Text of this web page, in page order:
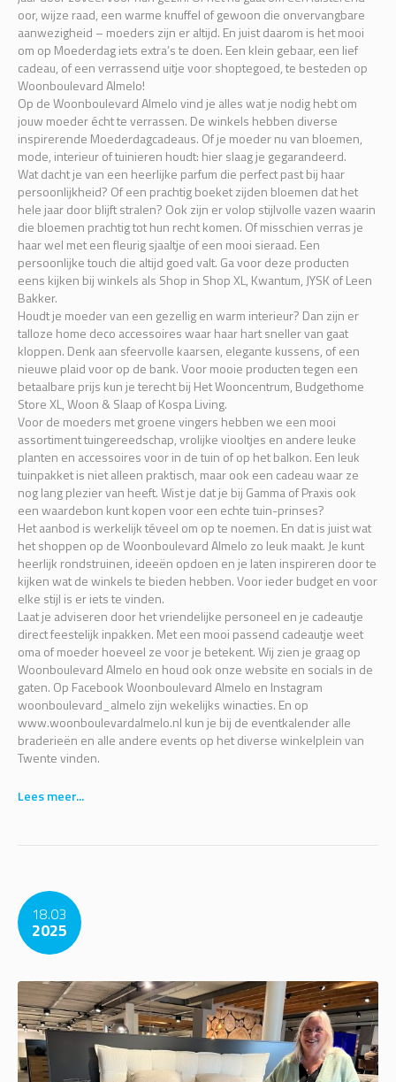
oor, wijze raad, een warme knuffel of gewoon die onvervangbare
aanwezigheid – moeders zijn er altijd. En juist daarom is het mooi
om op Moederdag iets extra’s te doen. Een klein gebaar, een lief
cadeau, of een verrassend uitje voor shoptegoed, te besteden op
Woonboulevard Almelo!
Op de Woonboulevard Almelo vind je alles wat je nodig hebt om
jouw moeder écht te verrassen. De winkels hebben diverse
inspirerende Moederdagcadeaus. Of je moeder nu van bloemen,
mode, interieur of tuinieren houdt: hier slaag je gegarandeerd.
Wat dacht je van een heerlijke parfum die perfect past bij haar
persoonlijkheid? Of een prachtig boeket zijden bloemen dat het
hele jaar door blijft stralen? Ook zijn er volop stijlvolle vazen waarin
die bloemen prachtig tot hun recht komen. Of misschien verras je
haar wel met een fleurig sjaaltje of een mooi sieraad. Een
persoonlijke touch die altijd goed valt. Ga voor deze producten
eens kijken bij winkels als Shop in Shop XL, Kwantum, JYSK of Leen
Bakker.
Houdt je moeder van een gezellig en warm interieur? Dan zijn er
talloze home deco accessoires waar haar hart sneller van gaat
kloppen. Denk aan sfeervolle kaarsen, elegante kussens, of een
nieuwe plaid voor op de bank. Voor mooie producten tegen een
betaalbare prijs kun je terecht bij Het Wooncentrum, Budgethome
Store XL, Woon & Slaap of Kospa Living.
Voor de moeders met groene vingers hebben we een mooi
assortiment tuingereedschap, vrolijke viooltjes en andere leuke
planten en accessoires voor in de tuin of op het balkon. Een leuk
tuinpakket is niet alleen praktisch, maar ook een cadeau waar ze
nog lang plezier van heeft. Wist je dat je bij Gamma of Praxis ook
een waardebon kunt kopen voor een echte tuin-prinses?
Het aanbod is werkelijk téveel om op te noemen. En dat is juist wat
het shoppen op de Woonboulevard Almelo zo leuk maakt. Je kunt
heerlijk rondstruinen, ideeën opdoen en je laten inspireren door te
kijken wat de winkels te bieden hebben. Voor ieder budget en voor
elke stijl is er iets te vinden.
Laat je adviseren door het vriendelijke personeel en je cadeautje
direct feestelijk inpakken. Met een mooi passend cadeautje weet
oma of moeder hoeveel ze voor je betekent. Wij zien je graag op
Woonboulevard Almelo en houd ook onze website en socials in de
gaten. Op Facebook Woonboulevard Almelo en Instagram
woonboulevard_almelo zijn wekelijks winacties. En op
www.woonboulevardalmelo.nl kun je bij de eventkalender alle
braderieën en alle andere events op het diverse winkelplein van
Twente vinden.
Lees meer...
18.03
2025